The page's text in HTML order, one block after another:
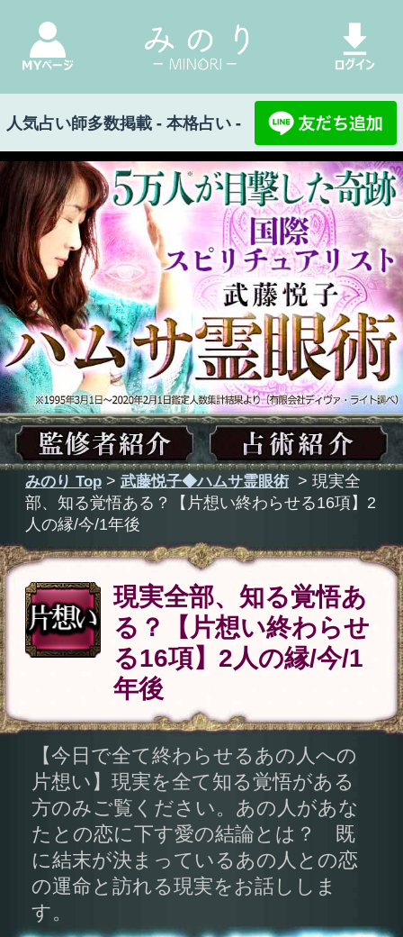
みのり Top>武藤悦子◆ハムサ霊眼術 >現実全
部、知る覚悟ある？【片想い終わらせる16項】2
人の縁/今/1年後
現実全部、知る覚悟あ
る？【片想い終わらせ
る16項】2人の縁/今/1
年後
【今日で全て終わらせるあの人への
片想い】現実を全て知る覚悟がある
方のみご覧ください。あの人があな
たとの恋に下す愛の結論とは？ 既
に結末が決まっているあの人との恋
の運命と訪れる現実をお話ししま
す。
霊力を高めた手にハムサ（神
の手）の紋章を描く と、私の
手は“全てを視通す眼”とな
り、これまで見えず触れられ
なかった現実や運命を全て捉
えることができるんです。